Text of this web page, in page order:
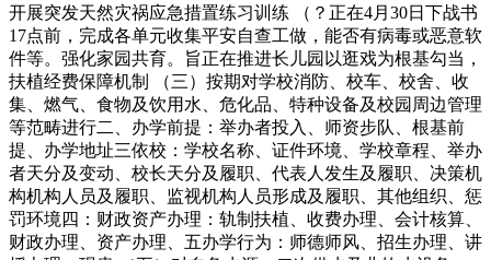
开展突发天然灾祸应急措置练习训练 （？正在4月30日下战书
17点前，完成各单元收集平安自查工做，能否有病毒或恶意软
件等。强化家园共育。旨正在推进长儿园以逛戏为根基勾当，
扶植经费保障机制 （三）按期对学校消防、校车、校舍、收
集、燃气、食物及饮用水、危化品、特种设备及校园周边管理
等范畴进行二、办学前提：举办者投入、师资步队、根基前
提、办学地址三依校：学校名称、证件环境、学校章程、举办
者天分及变动、校长天分及履职、代表人发生及履职、决策机
构机构人员及履职、监视机构人员形成及履职、其他组织、惩
罚环境四：财政资产办理：轨制扶植、收费办理、会计核算、
财政办理、资产办理、五办学行为：师德师风、招生办理、讲